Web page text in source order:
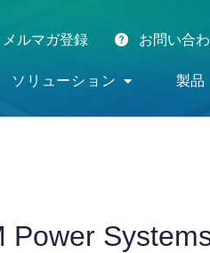
メルマガ登録 お問い合
ソリューション 製品